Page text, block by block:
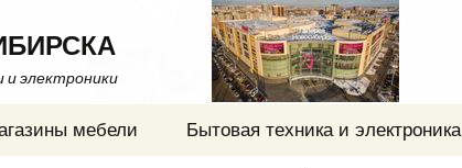
электроники
мебели Бытовая техника и электроника